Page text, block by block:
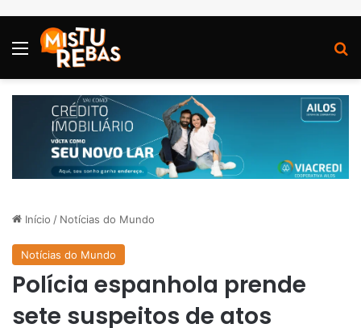
Menu
Início / Notícias do Mundo
Notícias do Mundo
Polícia espanhola prende
sete suspeitos de atos